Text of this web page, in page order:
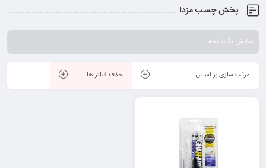
پخش چسب مزدا
نمایش یک نتیجه
مرتب سازی بر اساس حذف فیلتر ها